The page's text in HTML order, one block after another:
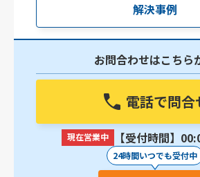
解決事例
お問合わせはこちら
電話で問合
現在営業中 【受付時間】
24時間いつでも受付中